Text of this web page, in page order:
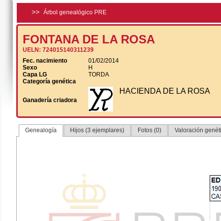
>> Árbol genealógico PRE
FONTANA DE LA ROSA
UELN: 724015140311239
Fec. nacimiento
01/02/2014
Sexo
H
Capa LG
TORDA
Categoría genética
Ganadería criadora
HACIENDA DE LA ROSA
Genealogía Hijos (3 ejemplares) Fotos (0) Valoración